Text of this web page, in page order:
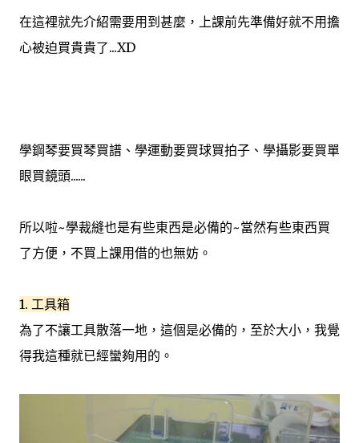
在這裡就先介紹需要用到甚麼，上課前先準備好就不用擔
心被迫買貴貴了...XD
學鋼琴要買琴買譜、學運動要買球買拍子、學攝影要買單
眼買鏡頭......
所以啦~學裁縫也是有些東西是必備的~當然有些東西買
了方便，不買上課用借的也無妨。
1. 工具箱
為了不讓工具散落一地，這個是必備的，至於大小，我覺
得我這種就已經蠻夠用的。